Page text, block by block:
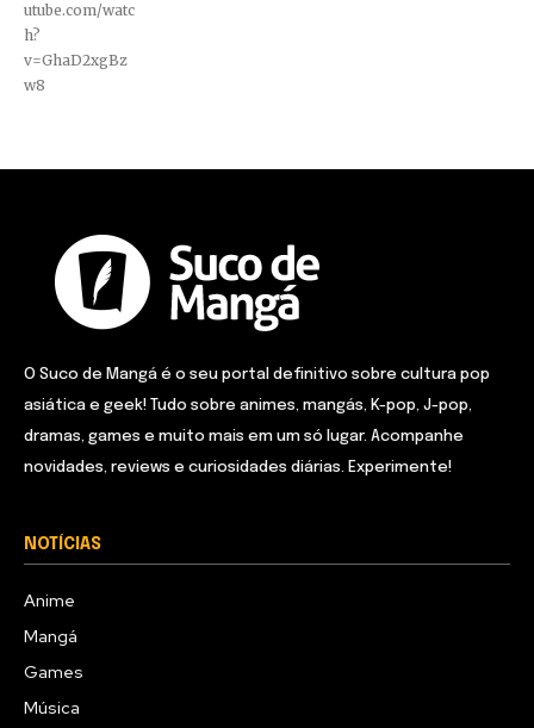
utube.com/watc
h?
v=GhaD2xgBz
w8
O Suco de Mangá é o seu portal definitivo sobre cultura pop
asiática e geek! Tudo sobre animes, mangás, K-pop, J-pop,
dramas, games e muito mais em um só lugar. Acompanhe
novidades, reviews e curiosidades diárias. Experimente!
NOTÍCIAS
Anime
Mangá
Games
Música